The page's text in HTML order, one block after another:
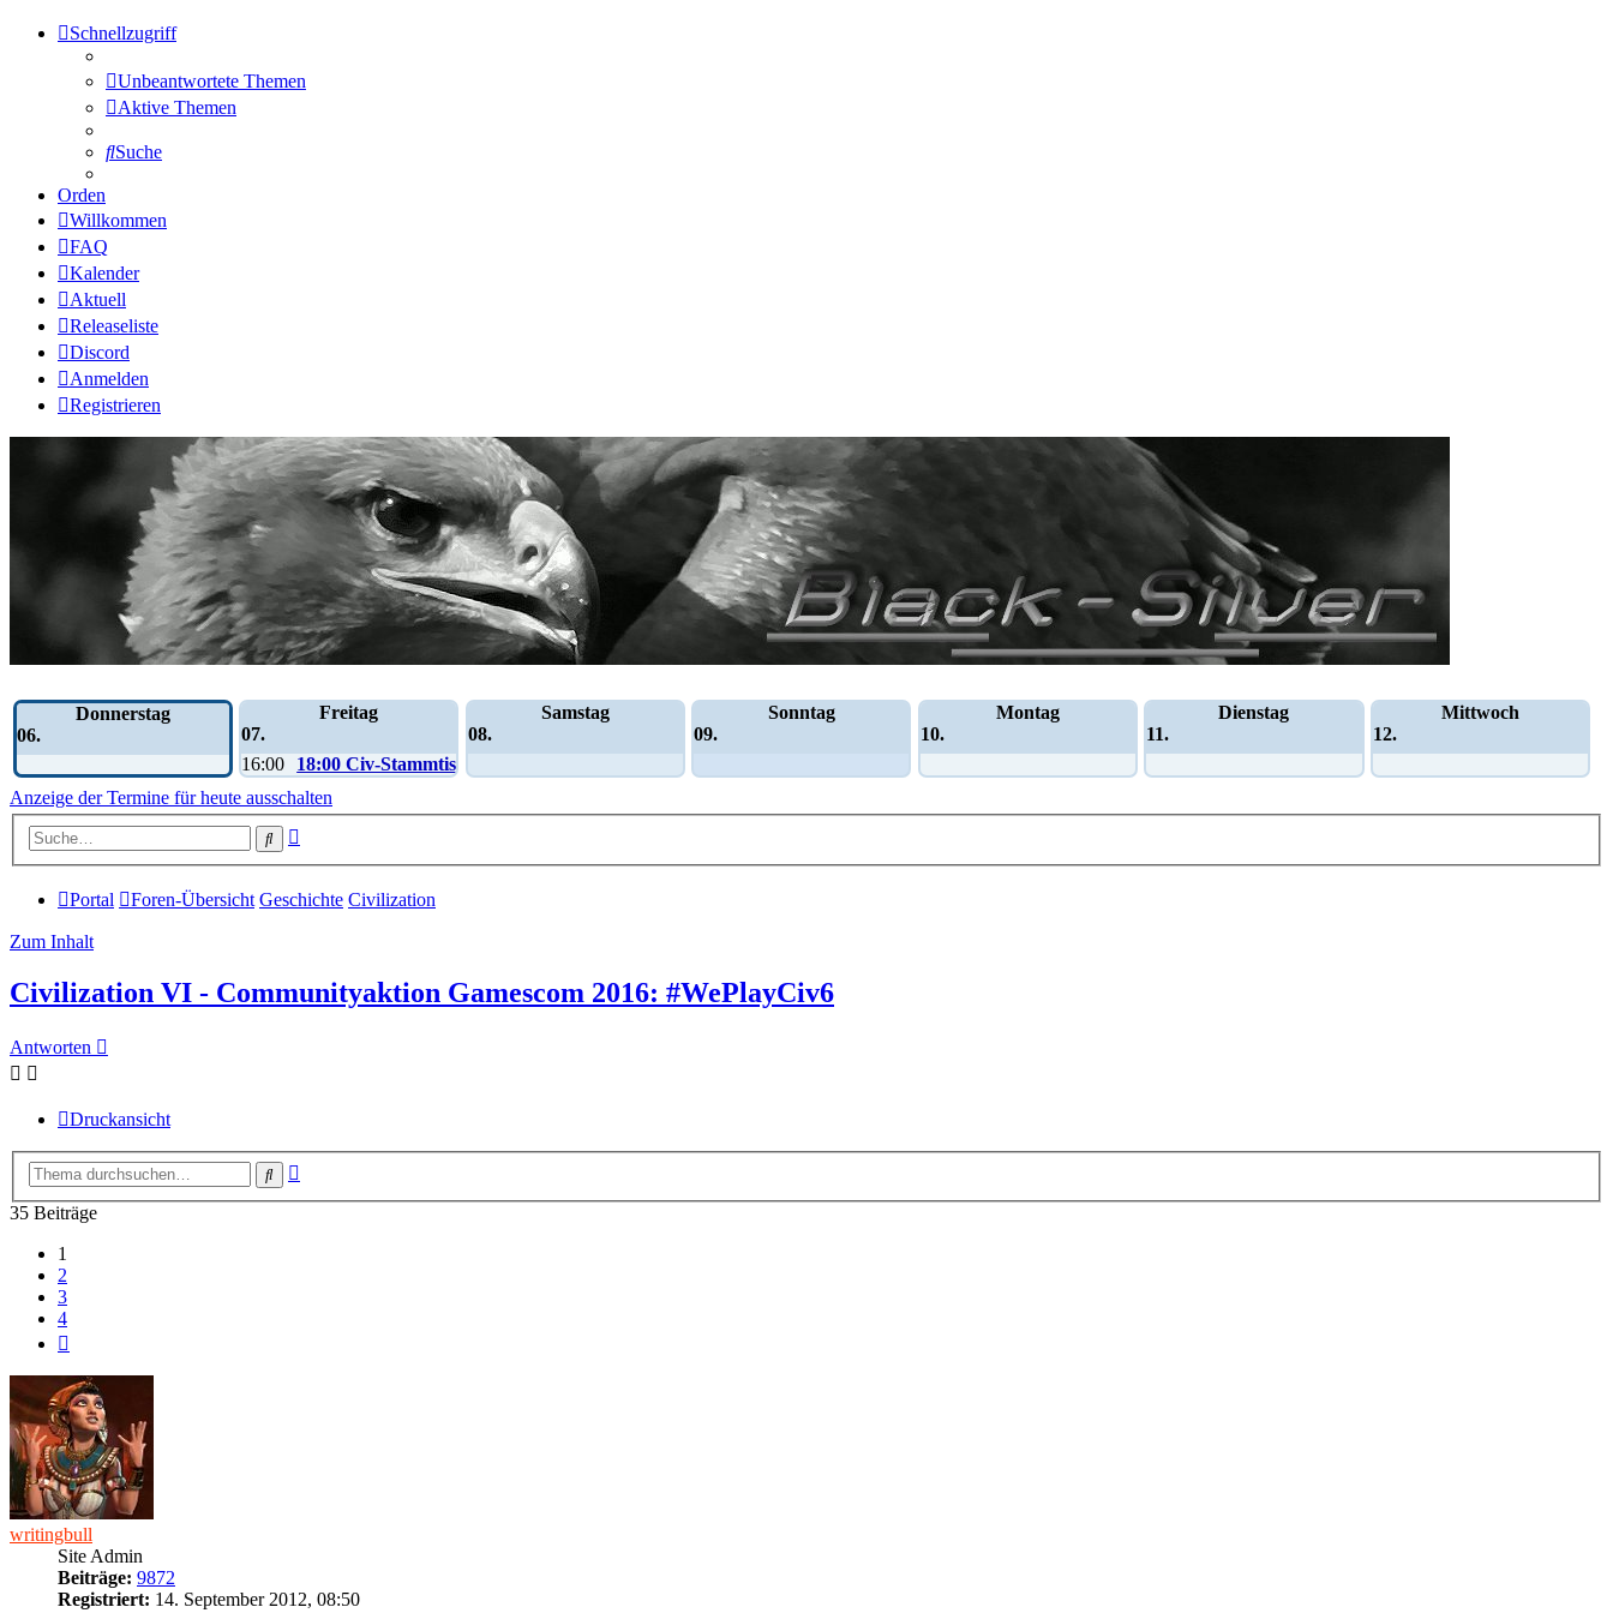
Schnellzugriff
Unbeantwortete Themen
Aktive Themen
Suche
Orden
Willkommen
FAQ
Kalender
Aktuell
Releaseliste
Discord
Anmelden
Registrieren
Donnerstag
06.
Freitag
07.
16:00
18:00 Civ-Stammtisch
Samstag
08.
Sonntag
09.
Montag
10.
Dienstag
11.
Mittwoch
12.
Anzeige der Termine für heute ausschalten
Suche
Portal Foren-Übersicht Geschichte Civilization
Zum Inhalt
Civilization VI - Communityaktion Gamescom 2016: #WePlayCiv6
Antworten
Druckansicht
Suche
35 Beiträge
1
2
3
4
writingbull
Site Admin
Beiträge: 9872
Registriert: 14. September 2012, 08:50